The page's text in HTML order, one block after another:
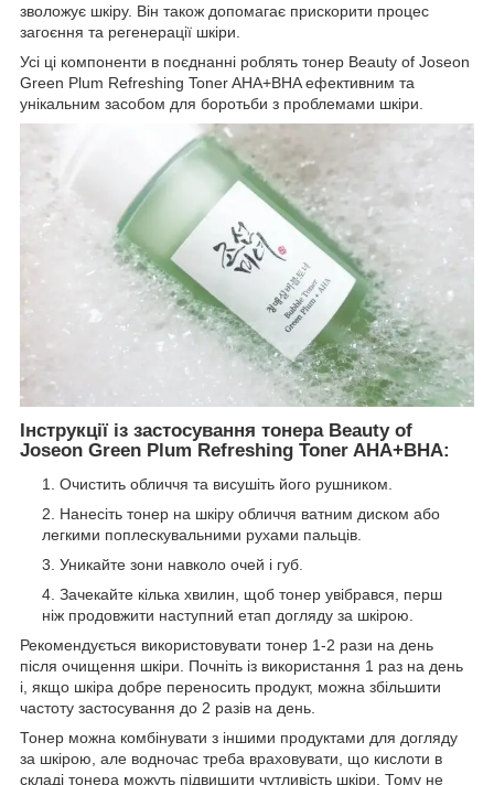
зволожує шкіру. Він також допомагає прискорити процес
загоєння та регенерації шкіри.
Усі ці компоненти в поєднанні роблять тонер Beauty of Joseon
Green Plum Refreshing Toner AHA+BHA ефективним та
унікальним засобом для боротьби з проблемами шкіри.
Інструкції із застосування тонера Beauty of
Joseon Green Plum Refreshing Toner AHA+BHA:
Очистить обличчя та висушіть його рушником.
Нанесіть тонер на шкіру обличчя ватним диском або
легкими поплескувальними рухами пальців.
Уникайте зони навколо очей і губ.
Зачекайте кілька хвилин, щоб тонер увібрався, перш
ніж продовжити наступний етап догляду за шкірою.
Рекомендується використовувати тонер 1-2 рази на день
після очищення шкіри. Почніть із використання 1 раз на день
і, якщо шкіра добре переносить продукт, можна збільшити
частоту застосування до 2 разів на день.
Тонер можна комбінувати з іншими продуктами для догляду
за шкірою, але водночас треба враховувати, що кислоти в
складі тонера можуть підвищити чутливість шкіри. Тому не